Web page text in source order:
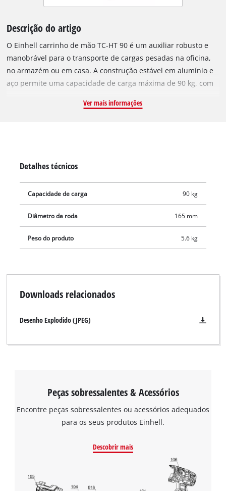
Descrição do artigo
O Einhell carrinho de mão TC-HT 90 é um auxiliar robusto e
manobrável para o transporte de cargas pesadas na oficina,
no armazém ou em casa. A construção estável em alumínio e
aço permite uma capacidade de carga máxima de 90 kg, com
ergonómico, a pega telescópica pode ser estendida até uma
uma utilização sem riscos de furos. A pá de apoio ampla e
rebatível (35 x 23,5 cm) garante uma fixação segura para os
mais variados tipos de mercadorias. Graças ao seu design
carrinho de mão pode ser guardado de forma a poupar
espaço ou transportado facilmente na bagageira.
Ver mais informações
Detalhes técnicos
Capacidade de carga 90 kg
Diâmetro da roda 165 mm
Peso do produto 5.6 kg
Downloads relacionados
Desenho Explodido (JPEG)
Peças sobressalentes & Acessórios
Encontre peças sobressalentes ou acessórios adequados
para os seus produtos Einhell.
Descobrir mais